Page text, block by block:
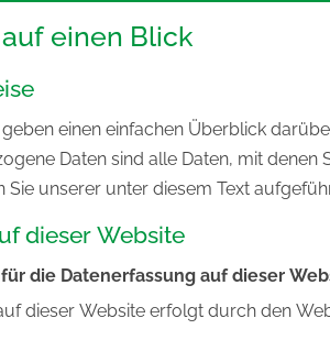
einen Blick
einen einfachen Überblick
Daten sind alle Daten, mit
Sie unserer unter diesem Text
dieser Website
die Datenerfassung auf dieser
dieser Website erfolgt durch den